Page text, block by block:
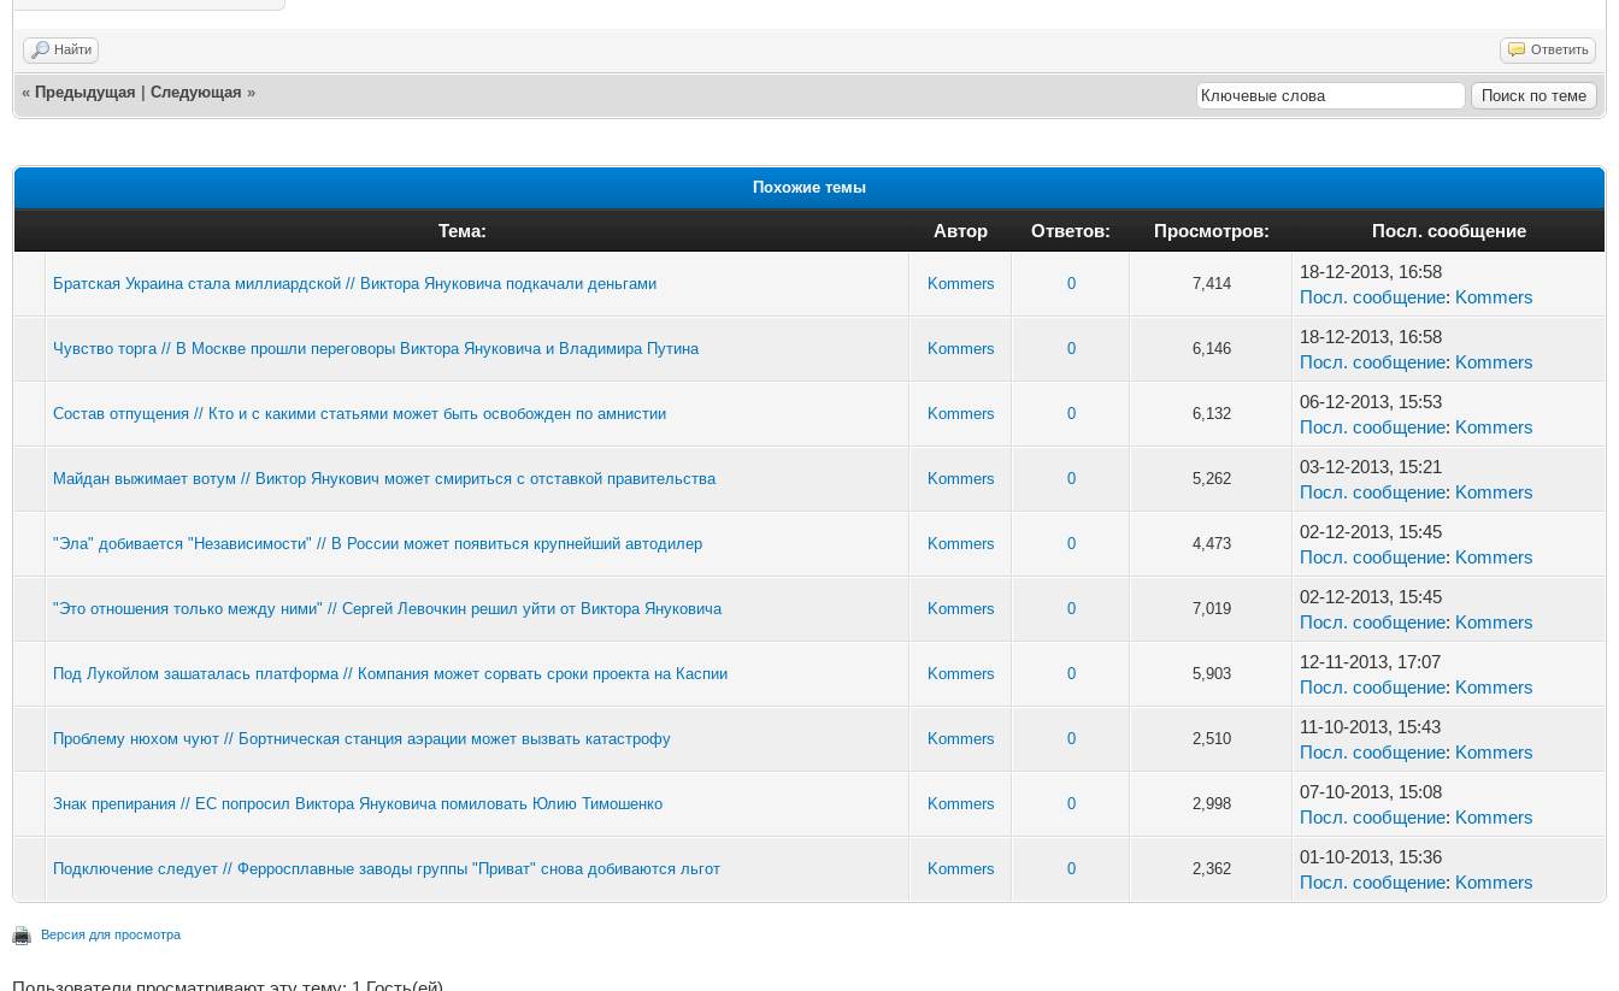
Найти Ответить
« Предыдущая Следующая »
Похожие темы
Тема: Автор Ответов: Просмотров: Посл. сообщение
Братская Украина стала миллиардской // Виктора Януковича подкачали деньгами Kommers 0 7,414
18-12-2013, 16:58
Посл. сообщение: Kommers
Чувство торга // В Москве прошли переговоры Виктора Януковича и Владимира Путина Kommers 0 6,146
18-12-2013, 16:58
Посл. сообщение: Kommers
Состав отпущения // Кто и с какими статьями может быть освобожден по амнистии Kommers 0 6,132
06-12-2013, 15:53
Посл. сообщение: Kommers
Майдан выжимает вотум // Виктор Янукович может смириться с отставкой правительства Kommers 0 5,262
03-12-2013, 15:21
Посл. сообщение: Kommers
"Эла" добивается "Независимости" // В России может появиться крупнейший автодилер Kommers 0 4,473
02-12-2013, 15:45
Посл. сообщение: Kommers
"Это отношения только между ними" // Сергей Левочкин решил уйти от Виктора Януковича Kommers 0 7,019
02-12-2013, 15:45
Посл. сообщение: Kommers
Под Лукойлом зашаталась платформа // Компания может сорвать сроки проекта на Каспии Kommers 0 5,903
12-11-2013, 17:07
Посл. сообщение: Kommers
Проблему нюхом чуют // Бортническая станция аэрации может вызвать катастрофу Kommers 0 2,510
11-10-2013, 15:43
Посл. сообщение: Kommers
Знак препирания // ЕС попросил Виктора Януковича помиловать Юлию Тимошенко Kommers 0 2,998
07-10-2013, 15:08
Посл. сообщение: Kommers
Подключение следует // Ферросплавные заводы группы "Приват" снова добиваются льгот Kommers 0 2,362
01-10-2013, 15:36
Посл. сообщение: Kommers
Версия для просмотра